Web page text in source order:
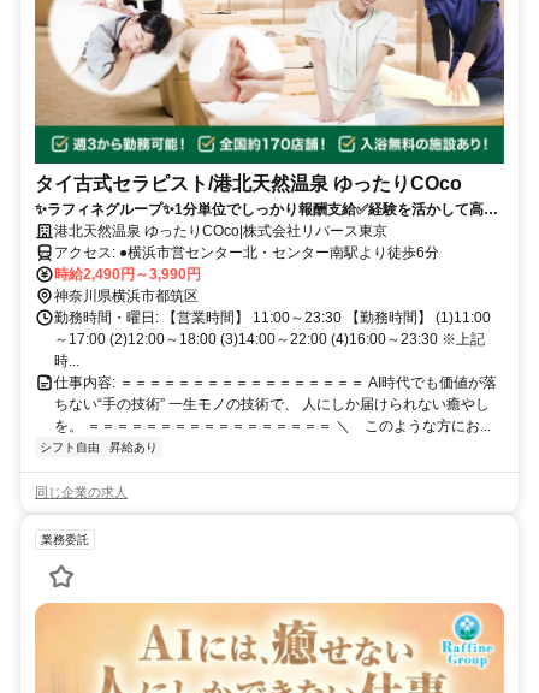
タイ古式セラピスト/港北天然温泉 ゆったりCOco
✨️ラフィネグループ✨1分単位でしっかり報酬支給️✅経験を活かして高時
給✅️ノルマなし✅️ブランクOK！✅スキルUPも可能◎️セカンドキャリアと
してセラピストデビューしませんか？
港北天然温泉 ゆったりCOco|株式会社リバース東京
アクセス: ●横浜市営センター北・センター南駅より徒歩6分
時給2,490円～3,990円
神奈川県横浜市都筑区
勤務時間・曜日: 【営業時間】 11:00～23:30 【勤務時間】 (1)11:00
～17:00 (2)12:00～18:00 (3)14:00～22:00 (4)16:00～23:30 ※上記
時...
仕事内容: ＝＝＝＝＝＝＝＝＝＝＝＝＝＝＝＝＝ AI時代でも価値が落
ちない“手の技術” 一生モノの技術で、 人にしか届けられない癒やし
を。 ＝＝＝＝＝＝＝＝＝＝＝＝＝＝＝＝＝ ＼ このような方にお...
シフト自由 昇給あり
同じ企業の求人
業務委託